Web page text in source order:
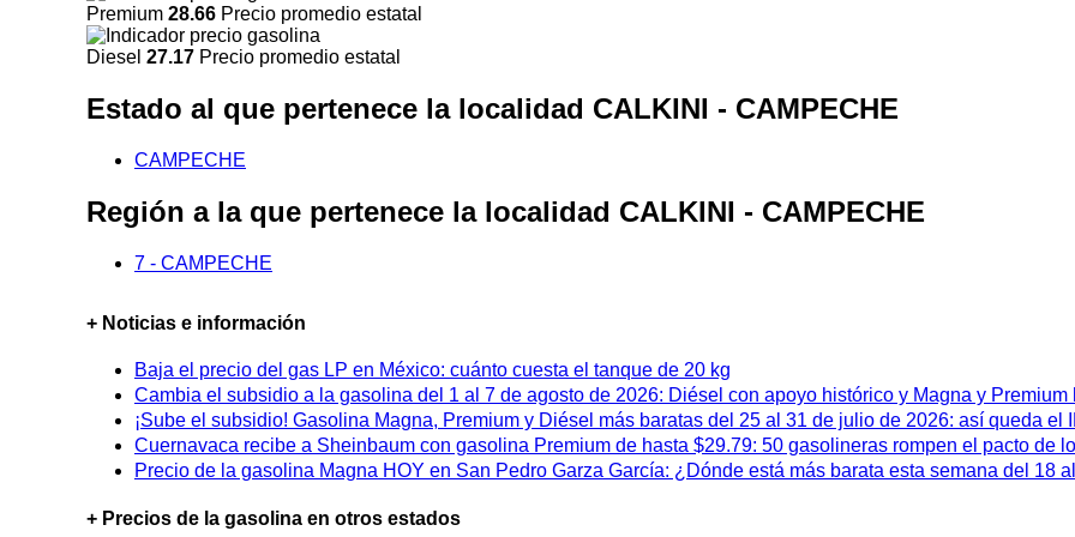
Premium 28.66 Precio promedio estatal
Diesel 27.17 Precio promedio estatal
Estado al que pertenece la localidad CALKINI - CAMPECHE
CAMPECHE
Región a la que pertenece la localidad CALKINI - CAMPECHE
7 - CAMPECHE
+ Noticias e información
Baja el precio del gas LP en México: cuánto cuesta el tanque de 20 kg
Cambia el subsidio a la gasolina del 1 al 7 de agosto de 2026: Diésel con apoyo histórico y Magna y Premium
¡Sube el subsidio! Gasolina Magna, Premium y Diésel más baratas del 25 al 31 de julio de 2026: así queda el
Cuernavaca recibe a Sheinbaum con gasolina Premium de hasta $29.79: 50 gasolineras rompen el pacto de
Precio de la gasolina Magna HOY en San Pedro Garza García: ¿Dónde está más barata esta semana del 18
+ Precios de la gasolina en otros estados